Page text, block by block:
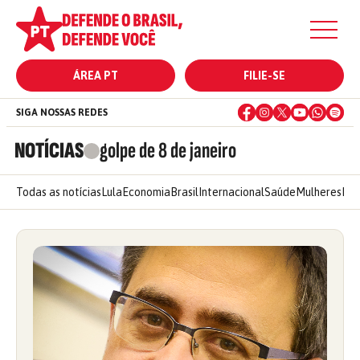
ÁREA PT FILIE-SE
NOTÍCIAS golpe de 8 de janeiro
SIGA NOSSAS REDES
Todas as notícias Lula Economia Brasil InternacionalSaúde Mulheres